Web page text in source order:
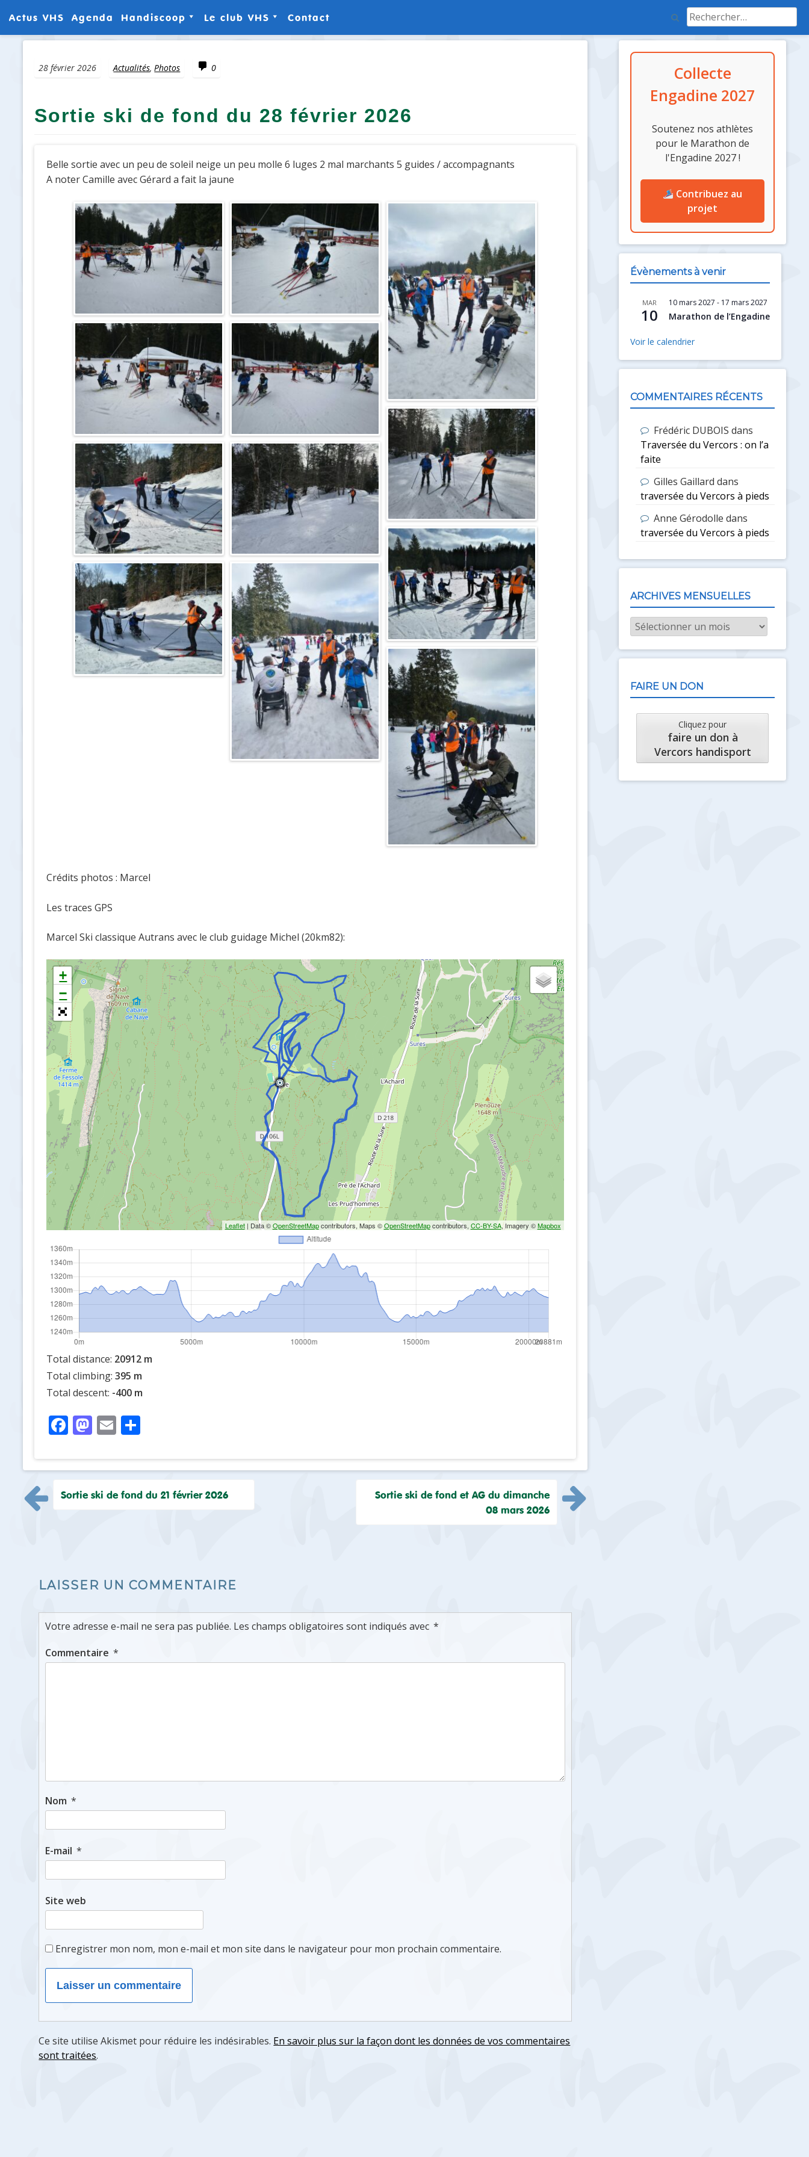
Aller
Actus VHS Agenda Handiscoop
Manuel d’aide au
Guidage à Ski
Biathlon pour mal et
Le club VHS
Les galeries-Photos
de VHS
de VHS
Contact
Rechercher :
28 février 2026 Actualités,Photos 0Commentaire
Sortie ski de fond du 28 février 2026
Belle sortie avec un peu de soleil neige un peu molle 6 luges 2 mal marchants 5 guides / accompagnants
A noter Camille avec Gérard a fait la jaune
Crédits photos : Marcel
Les traces GPS
Marcel Ski classique Autrans avec le club guidage Michel (20km82):
+
−
Leaflet| Data ©OpenStreetMapcontributors, Maps ©OpenStreetMapcontributors, CC-BY-SA, Imagery ©Mapbox
Total distance: 20912 m
Total climbing: 395 m
Total descent: -400 m
F
e
b
o
M
to
d
o
E
ai
l
ta
g
er
Navigation
Sortie ski de fond du 21 février 2026
Sortie ski de fond et AG du dimanche
08 mars 2026
LAISSER UN COMMENTAIRE
Votre adresse e-mail ne sera pas publiée. Les champs obligatoires sont indiqués avec *
Commentaire *
Nom *
E-mail *
Site web
Enregistrer mon nom, mon e-mail et mon site dans le navigateur pour mon prochain commentaire.
Ce site utilise Akismet pour réduire les indésirables. En savoir plus sur la façon dont les données de vos commentaires
sont traitées.
Colonne
latéraleCollecte
Engadine 2027
Soutenez nos athlètes
pour le Marathon de
l'Engadine 2027 !
Contribuez au
projet
Évènements à venir
MAR
10
10 mars 2027 - 17 mars 2027
Marathon de l’Engadine
Voir le calendrier
COMMENTAIRES RÉCENTS
Frédéric DUBOIS dans
Traversée du Vercors : on l’a
faite
Gilles Gaillard dans
traversée du Vercors à pieds
Anne Gérodolle dans
traversée du Vercors à pieds
ARCHIVES MENSUELLES
Archives
mensuelles
FAIRE UN DON
Cliquez pour
faire un don à
Vercors handisport